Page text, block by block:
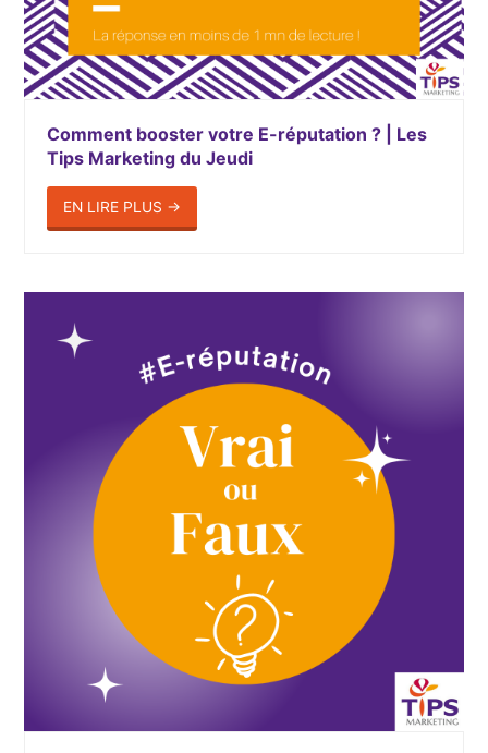
Comment booster votre E-réputation ? | Les
Tips Marketing du Jeudi
EN LIRE PLUS →